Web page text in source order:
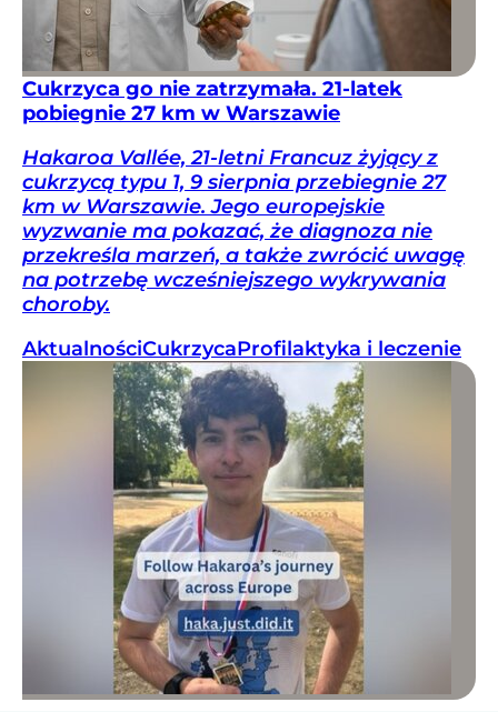
Cukrzyca go nie zatrzymała. 21-latek
pobiegnie 27 km w Warszawie
Hakaroa Vallée, 21-letni Francuz żyjący z
cukrzycą typu 1, 9 sierpnia przebiegnie 27
km w Warszawie. Jego europejskie
wyzwanie ma pokazać, że diagnoza nie
przekreśla marzeń, a także zwrócić uwagę
na potrzebę wcześniejszego wykrywania
choroby.
AktualnościCukrzycaProfilaktyka i leczenie